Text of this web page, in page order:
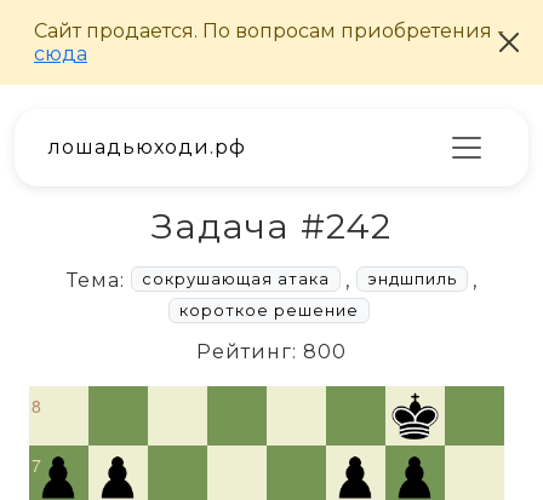
лошадьюходи.рф
Задача #242
Тема: сокрушающая атака , эндшпиль ,
короткое решение
Рейтинг: 800
8
7